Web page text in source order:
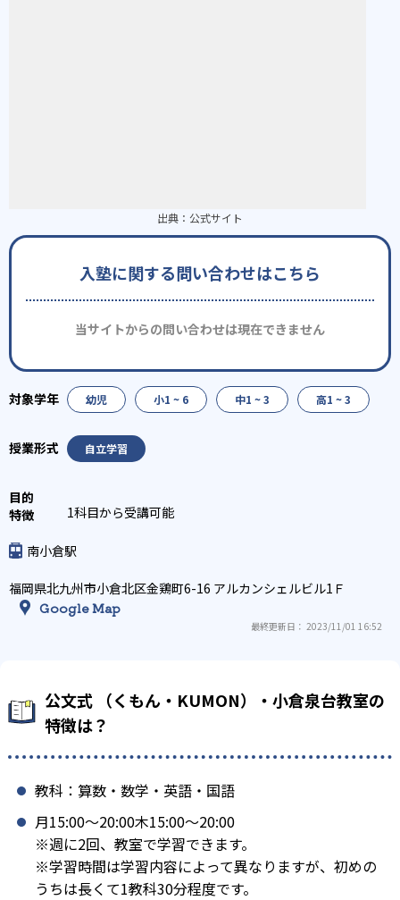
出典： 公式サイト
入塾に関する問い合わせはこちら
当サイトからの問い合わせは現在できません
幼児 小1 ~ 6 中1 ~ 3 高1 ~ 3
自立学習
1科目から受講可能
南小倉駅
福岡県北九州市小倉北区金鶏町6-16 アルカンシェルビル1Ｆ
Google Map
最終更新日： 2023/11/01 16:52
公文式 （くもん・KUMON）・小倉泉台教室の
特徴は？
教科：算数・数学・英語・国語
月15:00〜20:00木15:00〜20:00
※週に2回、教室で学習できます。
※学習時間は学習内容によって異なりますが、初めの
うちは長くて1教科30分程度です。